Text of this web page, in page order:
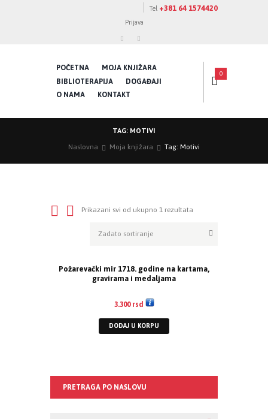
Tel +381 64 1574420
Prijava
POČETNA
MOJA KNJIŽARA
BIBLIOTERAPIJA
DOGAĐAJI
O NAMA
KONTAKT
0
TAG: MOTIVI
Naslovna Moja knjižara Tag: Motivi
Prikazani svi od ukupno 1 rezultata
Požarevački mir 1718. godine na kartama,
gravirama i medaljama
3.300 rsd
DODAJ U KORPU
PRETRAGA PO NASLOVU